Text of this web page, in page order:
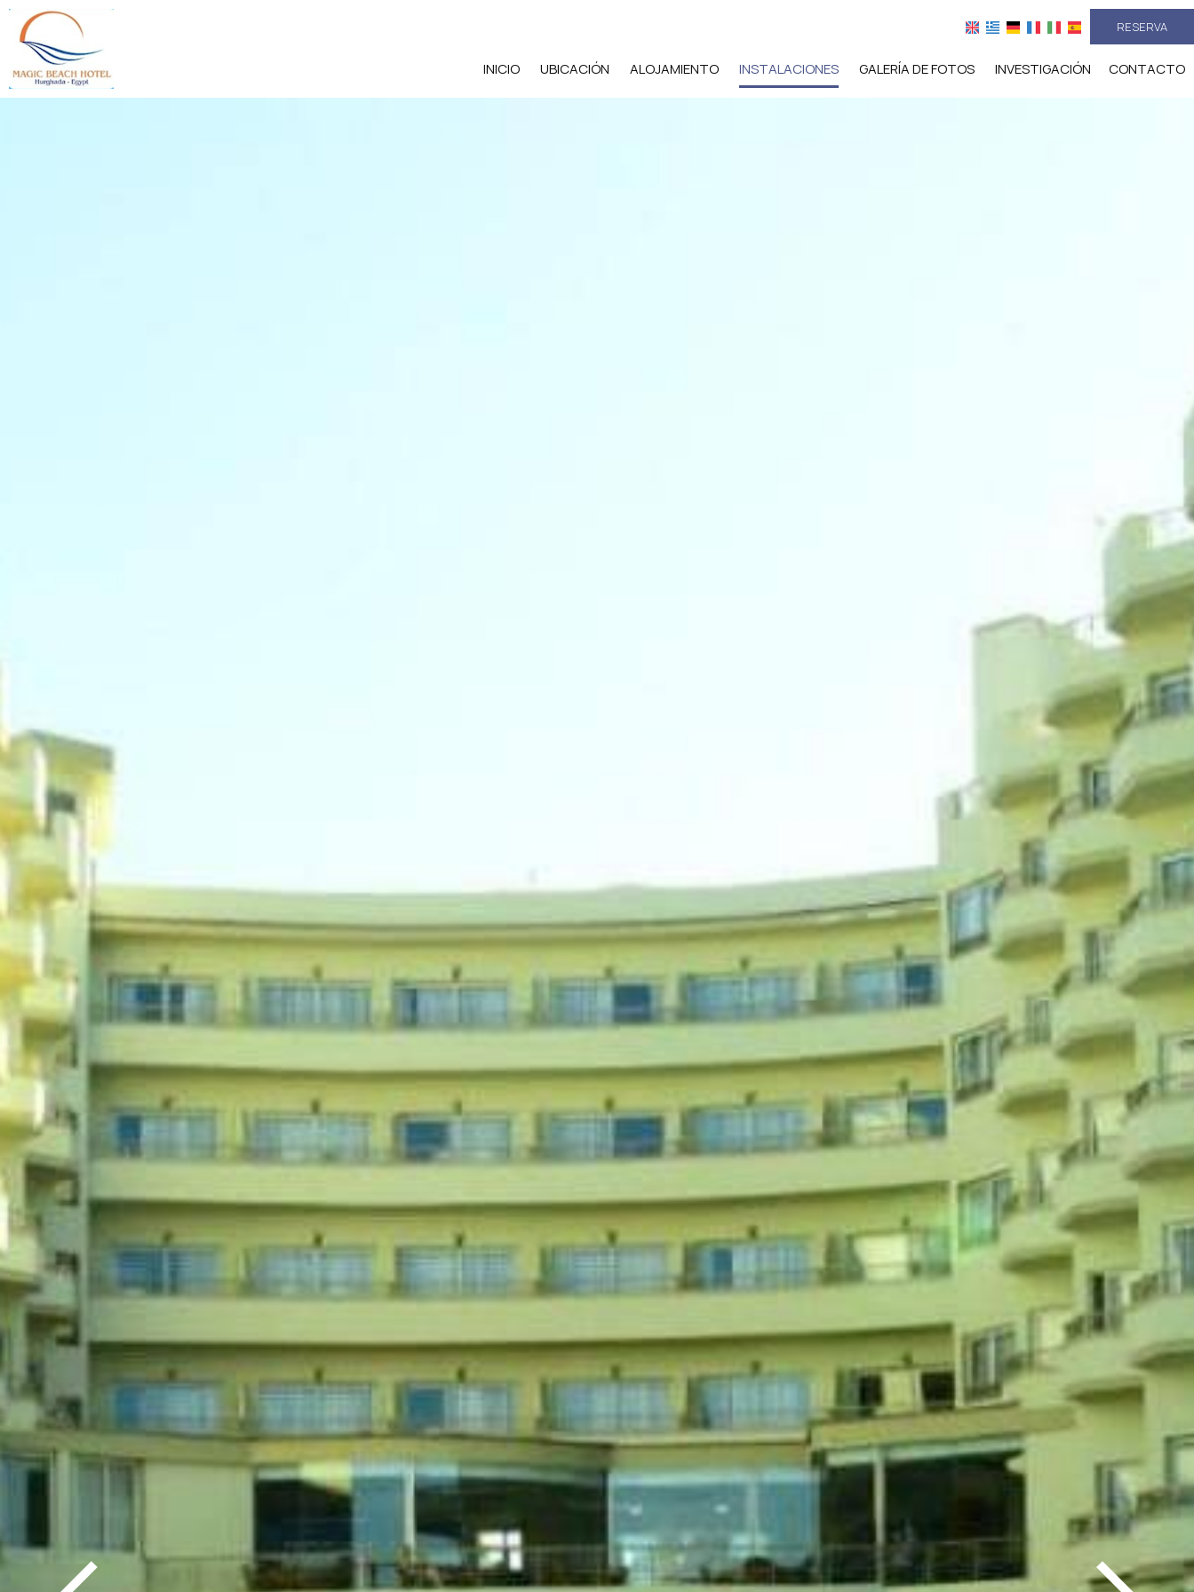
RESERVA
INICIO UBICACIÓN ALOJAMIENTO INSTALACIONES GALERÍA DE FOTOS INVESTIGACIÓN CONTACTO